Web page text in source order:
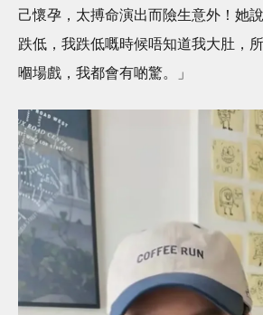
己懷孕，太搏命演出而險生意外！她
跌低，我跌低嘅時候唔知道我大肚，
嗰場戲，我都會有啲驚。」